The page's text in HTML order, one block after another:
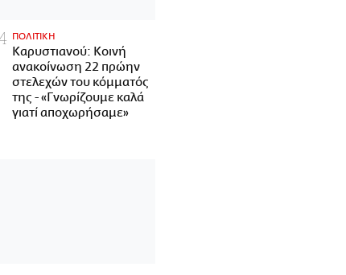
ΠΟΛΙΤΙΚΗ
Καρυστιανού: Κοινή
ανακοίνωση 22 πρώην
στελεχών του κόμματός
της - «Γνωρίζουμε καλά
γιατί αποχωρήσαμε»